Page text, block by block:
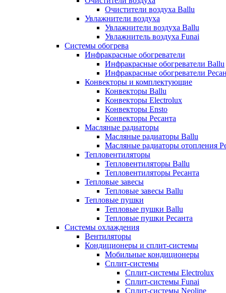
Очистители воздуха Ballu
Увлажнители воздуха
Увлажнители воздуха Ballu
Увлажнитель воздуха Funai
Системы обогрева
Инфракрасные обогреватели
Инфракрасные обогреватели Ballu
Инфракрасные обогреватели
Конвекторы и комплектующие
Конвекторы Ballu
Конвекторы Electrolux
Конвекторы Ensto
Конвекторы Ресанта
Масляные радиаторы
Масляные радиаторы Ballu
Масляные радиаторы отопления
Тепловентиляторы
Тепловентиляторы Ballu
Тепловентиляторы Ресанта
Тепловые завесы
Тепловые завесы Ballu
Тепловые пушки
Тепловые пушки Ballu
Тепловые пушки Ресанта
Системы охлаждения
Вентиляторы
Кондиционеры и сплит-системы
Мобильные кондиционеры
Сплит-системы
Сплит-системы Electrolux
Сплит-системы Funai
Сплит-системы Neoline